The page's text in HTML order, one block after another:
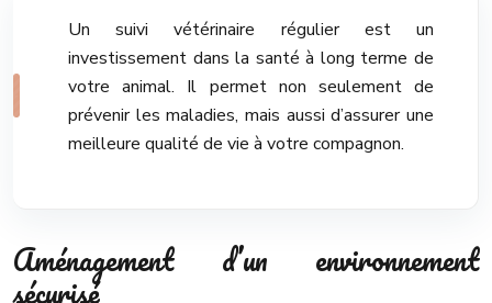
Un suivi vétérinaire régulier est un
investissement dans la santé à long terme de
votre animal. Il permet non seulement de
prévenir les maladies, mais aussi d’assurer une
meilleure qualité de vie à votre compagnon.
Aménagement d’un environnement
sécurisé